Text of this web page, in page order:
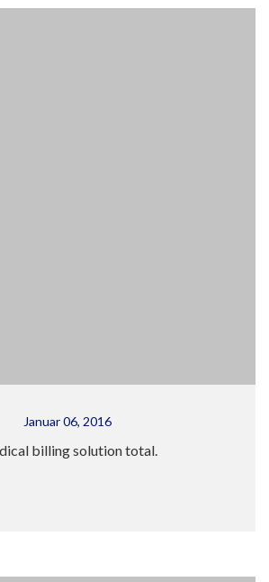
Januar 06, 2016
billing solution total.